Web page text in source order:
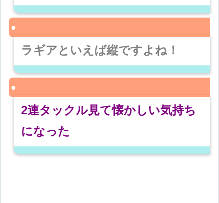
ラギアといえば縦ですよね！
2連タックル見て懐かしい気持ち
になった